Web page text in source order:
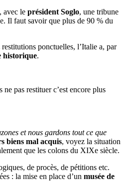
avec le président Soglo, une tribune
Il faut savoir que plus de 90 % du
ponctuelles, l’Italie a, par
historique.
pas restituer c’est encore plus
et nous gardons tout ce que
biens mal acquis, voyez la situation
que les colons du XIXe siècle.
de procès, de pétitions etc.
: la mise en place d’un musée de